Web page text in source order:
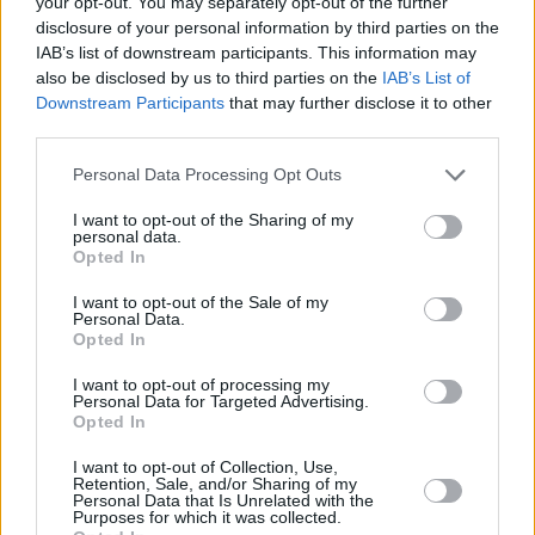
disclosure of your personal information by third parties on the
IAB’s list of downstream participants. This information may
also be disclosed by us to third parties on the IAB’s List of
Downstream Participants that may further disclose it to other
Personal Data Processing Opt Outs
I want to opt-out of the Sharing of my
personal data.
Opted In
I want to opt-out of the Sale of my
Personal Data.
Opted In
I want to opt-out of processing my
Personal Data for Targeted Advertising.
Opted In
I want to opt-out of Collection, Use,
Retention, Sale, and/or Sharing of my
Personal Data that Is Unrelated with the
Purposes for which it was collected.
perder peso de forma divertida y
mejorar el estado de ánimo de los
participantes.
Por último, a las 18:30 horas, se
impartirá una sesión de GAP, ejercicio
que consiste en trabajar tres zonas del
abdominales y piernas con el objetivo
eliminar la grasa que por naturaleza
suele acumularse en esas zonas, y
para tonificar.
El desarrollo de la referida actividad se
enmarca en los actos conmemorativos
del Día Internacional del Deporte para
cada 6 de abril, desde 2013, fecha en
que la Organización de Naciones
Unidas lo instauró con la finalidad de
concienciar a la población mundial
acerca del papel fundamental del
deporte en la promoción de los
derechos humanos y el desarrollo